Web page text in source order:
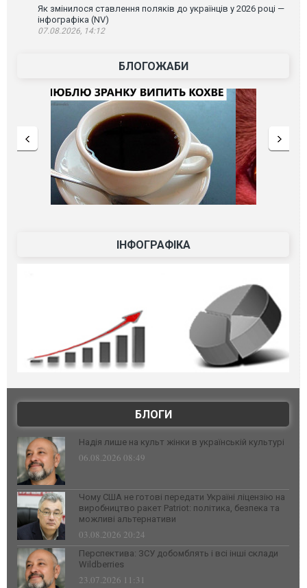
Як змінилося ставлення поляків до українців у 2026 році —
інфографіка (NV)
07.08.2026, 14:12
БЛОГОЖАБИ
ІНФОГРАФІКА
БЛОГИ
Надія лише на культ жінки в українській культурі
06.08.2026 08:49
Чому США не готові передати Україні ліцензію на
виробництво ракет Patriot: політика, безпека та
можливі альтернативи
03.08.2026 20:24
Перспектива: ЗСУ добомблять і всі інші склади
Wildberries
23.07.2026 11:31